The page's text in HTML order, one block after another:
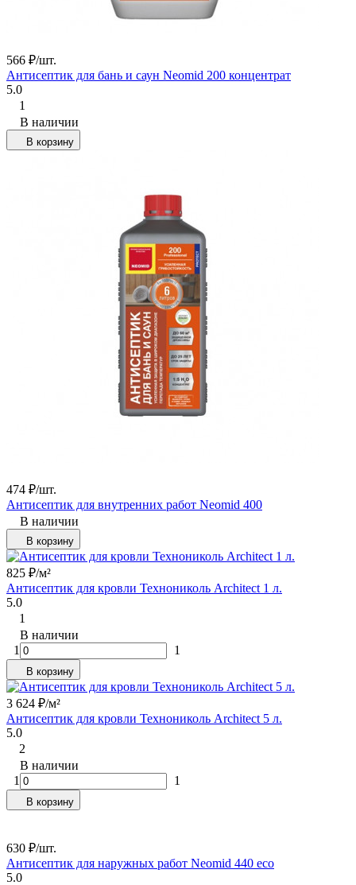
566 ₽/шт.
Антисептик для бань и саун Neomid 200 концентрат
5.0
1
В наличии
В корзину
474 ₽/шт.
Антисептик для внутренних работ Neomid 400
В наличии
В корзину
825 ₽/м²
Антисептик для кровли Технониколь Architect 1 л.
5.0
1
В наличии
1
1
В корзину
3 624 ₽/м²
Антисептик для кровли Технониколь Architect 5 л.
5.0
2
В наличии
1
1
В корзину
630 ₽/шт.
Антисептик для наружных работ Neomid 440 eco
5.0